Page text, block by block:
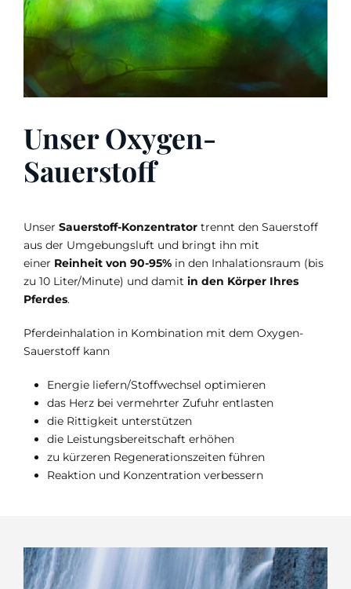
Unser Oxygen-
Sauerstoff
Unser Sauerstoff-Konzentrator trennt den Sauerstoff
aus der Umgebungsluft und bringt ihn mit
einer Reinheit von 90-95% in den Inhalationsraum (bis
zu 10 Liter/Minute) und damit in den Körper Ihres
Pferdes.
Pferdeinhalation in Kombination mit dem Oxygen-
Sauerstoff kann
Energie liefern/Stoffwechsel optimieren
das Herz bei vermehrter Zufuhr entlasten
die Rittigkeit unterstützen
die Leistungsbereitschaft erhöhen
zu kürzeren Regenerationszeiten führen
Reaktion und Konzentration verbessern